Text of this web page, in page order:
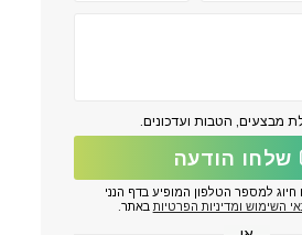
מבצעים, הטבות ועדכונים.
שלחו הודעה
למספר הטלפון המופיע בדף הנני
השימוש ומדיניות הפרטיות באתר.